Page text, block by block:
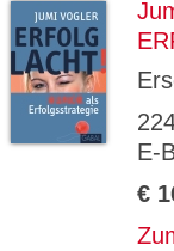
E-
€